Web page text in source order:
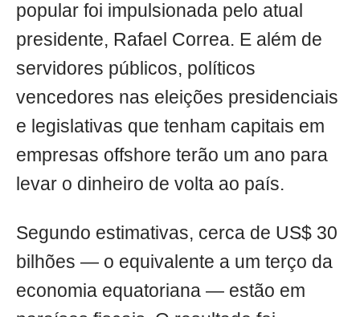
popular foi impulsionada pelo atual
presidente, Rafael Correa. E além de
servidores públicos, políticos
vencedores nas eleições presidenciais
e legislativas que tenham capitais em
empresas offshore terão um ano para
levar o dinheiro de volta ao país.
Segundo estimativas, cerca de US$ 30
bilhões — o equivalente a um terço da
economia equatoriana — estão em